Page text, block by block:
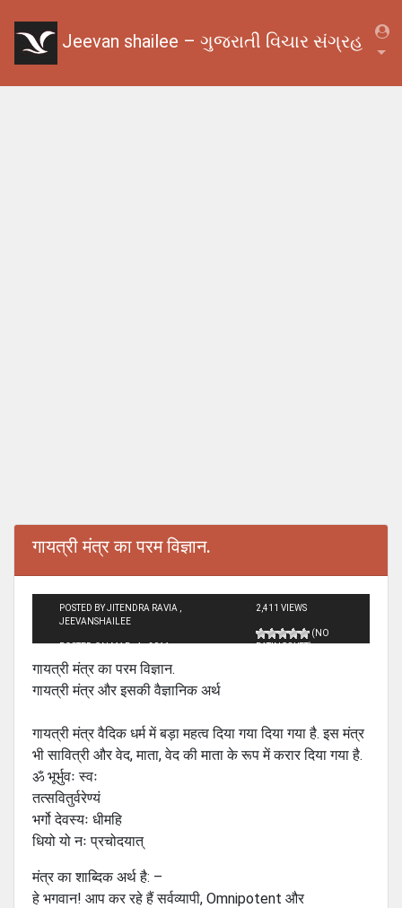
Jeevan shailee – ગુજરાતી વિચાર સંગ્રહ
गायत्री मंत्र का परम विज्ञान.
POSTED BY JITENDRA RAVIA ,
JEEVANSHAILEE
POSTED ON MAR - 4 - 2011
2,411 VIEWS
(NO
RATINGS YET)
गायत्री मंत्र का परम विज्ञान.
गायत्री मंत्र और इसकी वैज्ञानिक अर्थ
गायत्री मंत्र वैदिक धर्म में बड़ा महत्व दिया गया दिया गया है. इस मंत्र
भी सावित्री और वेद, माता, वेद की माता के रूप में करार दिया गया है.
ॐ भूर्भुवः स्वः
तत्सवितुर्वरेण्यं
भर्गो देवस्यः धीमहि
धियो यो नः प्रचोदयात्
मंत्र का शाब्दिक अर्थ है: –
हे भगवान! आप कर रहे हैं सर्वव्यापी, Omnipotent और